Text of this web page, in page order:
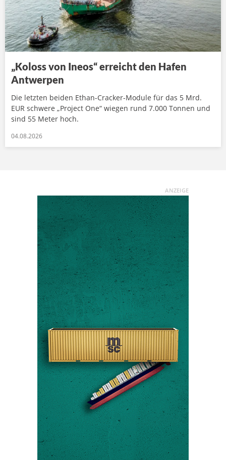
„Koloss von Ineos“ erreicht den Hafen
Antwerpen
Die letzten beiden Ethan-Cracker-Module für das 5 Mrd.
EUR schwere „Project One“ wiegen rund 7.000 Tonnen und
sind 55 Meter hoch.
04.08.2026
ANZEIGE